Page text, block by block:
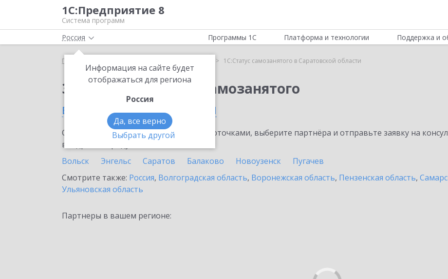
1С:Предприятие 8
Система программ
Россия
Информация на сайте будет
отображаться для региона
Россия
Да, все верно
Выбрать другой
Программы 1С Платформа и технологии Поддержка и
Главная 1С:Статус самозанятого в Саратовской области
Заказать 1С:Статус самозанятого
в Саратовской области
Ознакомьтесь с информационными карточками, выберите партнёра и отправьте заявку на
внедрение продукта.
Вольск
Энгельс Саратов Балаково Новоузенск
Пугачев
Смотрите также: Россия, Волгоградская область, Воронежская область, Пензенская область,
Ульяновская область
Партнеры в вашем регионе: